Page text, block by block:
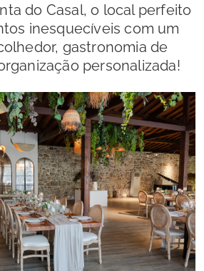
do Casal, o local perfeito
inesquecíveis com um
gastronomia de
personalizada!